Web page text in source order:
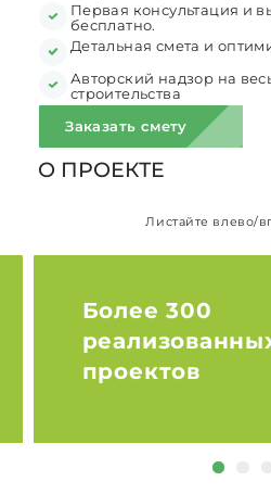
Первая консультация и
бесплатно.
Детальная смета и
Авторский надзор на
строительства
Заказать смету
О ПРОЕКТЕ
Листайте влево/
Более 300
проектов